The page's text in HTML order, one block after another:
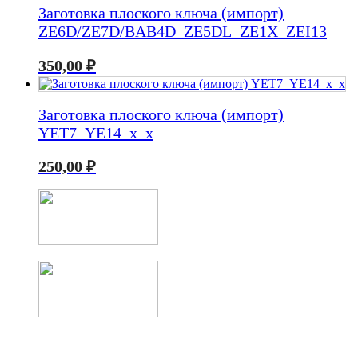
Заготовка плоского ключа (импорт)
ZE6D/ZE7D/BAB4D_ZE5DL_ZE1X_ZEI13
350,00 ₽
Заготовка плоского ключа (импорт)
YET7_YE14_x_x
250,00 ₽